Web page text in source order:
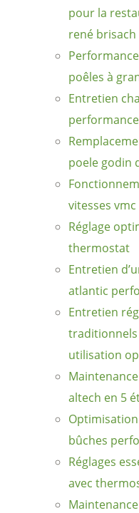
pour la
rené brisach
poêles à
Entretien
poele godin
vitesses vmc
Réglage
thermostat
Entretien
atlantic
Entretien
utilisation
altech en 5
bûches
Réglages
avec